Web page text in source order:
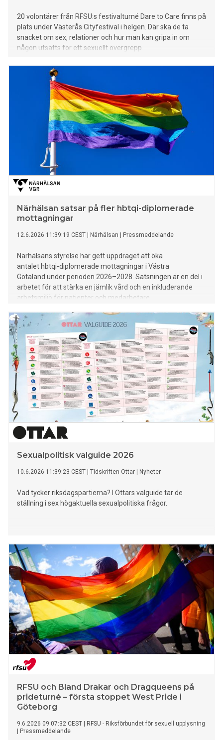
20 volontärer från RFSU:s festivalturné Dare to Care finns på
plats under Västerås Cityfestival i helgen. Där ska de ta
snacket om sex, relationer och hur man kan gripa in om
någon utsätts för ett sexuellt övergrepp.
Närhälsan satsar på fler hbtqi-diplomerade
mottagningar
12.6.2026 11:39:19 CEST Närhälsan Pressmeddelande
Närhälsans styrelse har gett uppdraget att öka
antalet hbtqi-diplomerade mottagningar i Västra
Götaland under perioden 2026–2028. Satsningen är en del i
arbetet för att stärka en jämlik vård och en inkluderande
arbetsmiljö för patienter och medarbetare.
Sexualpolitisk valguide 2026
10.6.2026 11:39:23 CEST Tidskriften Ottar Nyheter
Vad tycker riksdagspartierna? I Ottars valguide tar de
ställning i sex högaktuella sexualpolitiska frågor.
RFSU och Bland Drakar och Dragqueens på
prideturné – första stoppet West Pride i
Göteborg
9.6.2026 09:07:32 CEST
RFSU - Riksförbundet för sexuell upplysning
Pressmeddelande